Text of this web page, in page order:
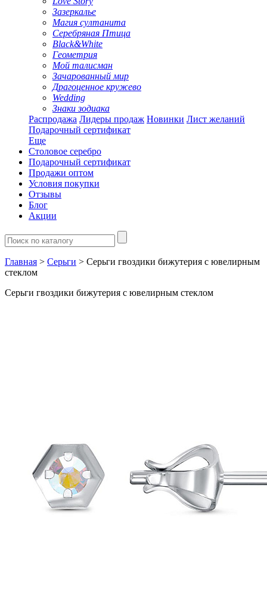
Зазеркалье
Магия султанита
Серебряная Птица
Black&White
Геометрия
Мой талисман
Зачарованный мир
Драгоценное кружево
Wedding
Знаки зодиака
Распродажа Лидеры продаж Новинки Лист желаний
Подарочный сертификат
Еще
Столовое серебро
Подарочный сертификат
Продажи оптом
Условия покупки
Отзывы
Блог
Акции
Главная > Серьги > Серьги гвоздики бижутерия с ювелирным
стеклом
Серьги гвоздики бижутерия с ювелирным стеклом